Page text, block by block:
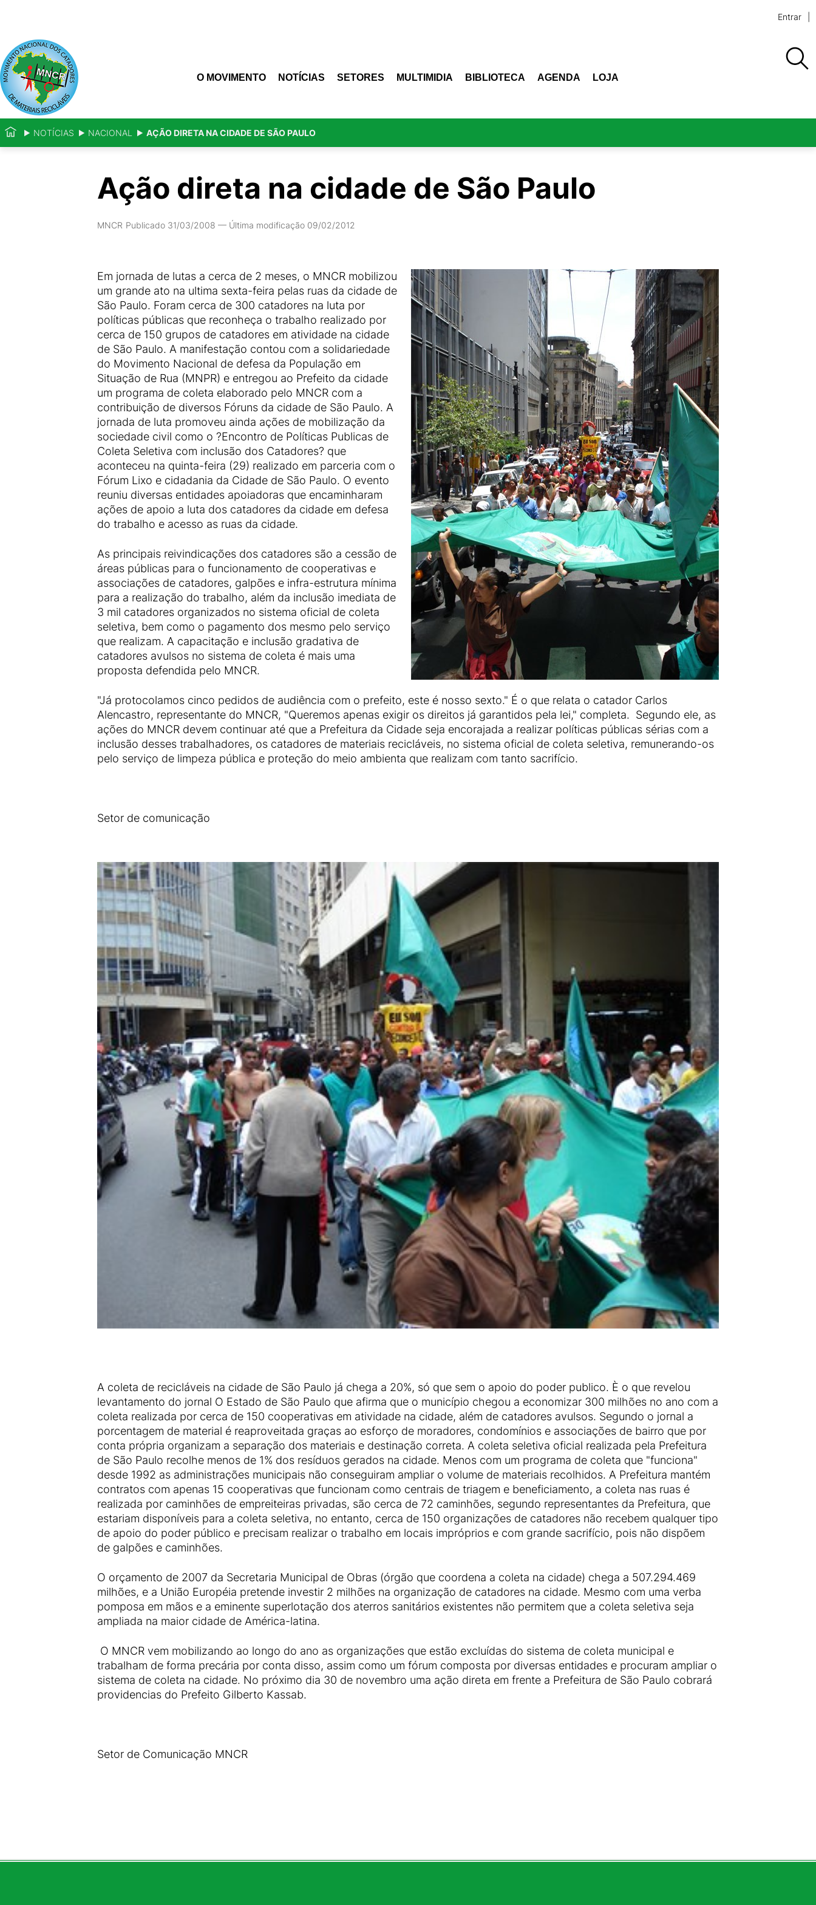
Entrar
O MOVIMENTO NOTÍCIAS SETORES MULTIMIDIA BIBLIOTECA AGENDA LOJA
NOTÍCIAS NACIONAL AÇÃO DIRETA NA CIDADE DE SÃO PAULO
Ação direta na cidade de São Paulo
MNCR Publicado 31/03/2008 — Última modificação 09/02/2012
Em jornada de lutas a cerca de 2 meses, o MNCR mobilizou
um grande ato na ultima sexta-feira pelas ruas da cidade de
São Paulo. Foram cerca de 300 catadores na luta por
políticas públicas que reconheça o trabalho realizado por
cerca de 150 grupos de catadores em atividade na cidade
de São Paulo. A manifestação contou com a solidariedade
do Movimento Nacional de defesa da População em
Situação de Rua (MNPR) e entregou ao Prefeito da cidade
um programa de coleta elaborado pelo MNCR com a
contribuição de diversos Fóruns da cidade de São Paulo. A
jornada de luta promoveu ainda ações de mobilização da
sociedade civil como o ?Encontro de Políticas Publicas de
Coleta Seletiva com inclusão dos Catadores? que
aconteceu na quinta-feira (29) realizado em parceria com o
Fórum Lixo e cidadania da Cidade de São Paulo. O evento
reuniu diversas entidades apoiadoras que encaminharam
ações de apoio a luta dos catadores da cidade em defesa
do trabalho e acesso as ruas da cidade.
As principais reivindicações dos catadores são a cessão de
áreas públicas para o funcionamento de cooperativas e
associações de catadores, galpões e infra-estrutura mínima
para a realização do trabalho, além da inclusão imediata de
3 mil catadores organizados no sistema oficial de coleta
seletiva, bem como o pagamento dos mesmo pelo serviço
que realizam. A capacitação e inclusão gradativa de
catadores avulsos no sistema de coleta é mais uma
proposta defendida pelo MNCR.
"Já protocolamos cinco pedidos de audiência com o prefeito, este é nosso sexto." É o que relata o catador Carlos
Alencastro, representante do MNCR, "Queremos apenas exigir os direitos já garantidos pela lei," completa. Segundo ele, as
ações do MNCR devem continuar até que a Prefeitura da Cidade seja encorajada a realizar políticas públicas sérias com a
inclusão desses trabalhadores, os catadores de materiais recicláveis, no sistema oficial de coleta seletiva, remunerando-os
pelo serviço de limpeza pública e proteção do meio ambienta que realizam com tanto sacrifício.
Setor de comunicação
A coleta de recicláveis na cidade de São Paulo já chega a 20%, só que sem o apoio do poder publico. È o que revelou
levantamento do jornal O Estado de São Paulo que afirma que o município chegou a economizar 300 milhões no ano com a
coleta realizada por cerca de 150 cooperativas em atividade na cidade, além de catadores avulsos. Segundo o jornal a
porcentagem de material é reaproveitada graças ao esforço de moradores, condomínios e associações de bairro que por
conta própria organizam a separação dos materiais e destinação correta. A coleta seletiva oficial realizada pela Prefeitura
de São Paulo recolhe menos de 1% dos resíduos gerados na cidade. Menos com um programa de coleta que "funciona"
desde 1992 as administrações municipais não conseguiram ampliar o volume de materiais recolhidos. A Prefeitura mantém
contratos com apenas 15 cooperativas que funcionam como centrais de triagem e beneficiamento, a coleta nas ruas é
realizada por caminhões de empreiteiras privadas, são cerca de 72 caminhões, segundo representantes da Prefeitura, que
estariam disponíveis para a coleta seletiva, no entanto, cerca de 150 organizações de catadores não recebem qualquer tipo
de apoio do poder público e precisam realizar o trabalho em locais impróprios e com grande sacrifício, pois não dispõem
de galpões e caminhões.
O orçamento de 2007 da Secretaria Municipal de Obras (órgão que coordena a coleta na cidade) chega a 507.294.469
milhões, e a União Européia pretende investir 2 milhões na organização de catadores na cidade. Mesmo com uma verba
pomposa em mãos e a eminente superlotação dos aterros sanitários existentes não permitem que a coleta seletiva seja
ampliada na maior cidade de América-latina.
O MNCR vem mobilizando ao longo do ano as organizações que estão excluídas do sistema de coleta municipal e
trabalham de forma precária por conta disso, assim como um fórum composta por diversas entidades e procuram ampliar o
sistema de coleta na cidade. No próximo dia 30 de novembro uma ação direta em frente a Prefeitura de São Paulo cobrará
providencias do Prefeito Gilberto Kassab.
Setor de Comunicação MNCR